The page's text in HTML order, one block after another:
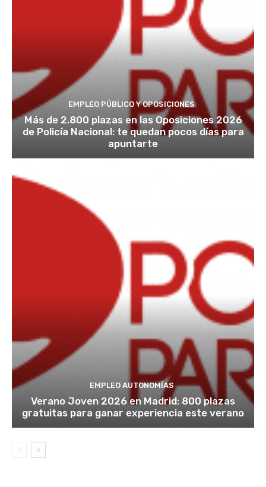
EMPLEO PÚBLICO Y OPOSICIONES
Más de 2.800 plazas en las Oposiciones 2026
de Policía Nacional: te quedan pocos días para
apuntarte
EMPLEO AUTONOMÍAS
Verano Joven 2026 en Madrid: 800 plazas
gratuitas para ganar experiencia este verano